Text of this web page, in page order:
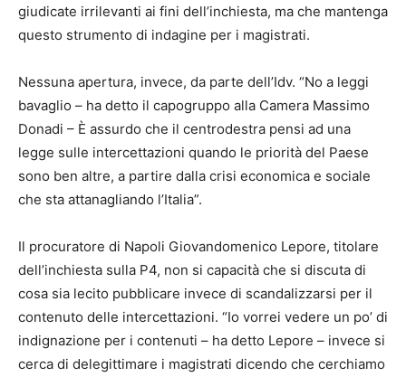
giudicate irrilevanti ai fini dell’inchiesta, ma che mantenga
questo strumento di indagine per i magistrati.
Nessuna apertura, invece, da parte dell’Idv. “No a leggi
bavaglio – ha detto il capogruppo alla Camera Massimo
Donadi – È assurdo che il centrodestra pensi ad una
legge sulle intercettazioni quando le priorità del Paese
sono ben altre, a partire dalla crisi economica e sociale
che sta attanagliando l’Italia”.
Il procuratore di Napoli Giovandomenico Lepore, titolare
dell’inchiesta sulla P4, non si capacità che si discuta di
cosa sia lecito pubblicare invece di scandalizzarsi per il
contenuto delle intercettazioni. “Io vorrei vedere un po’ di
indignazione per i contenuti – ha detto Lepore – invece si
cerca di delegittimare i magistrati dicendo che cerchiamo